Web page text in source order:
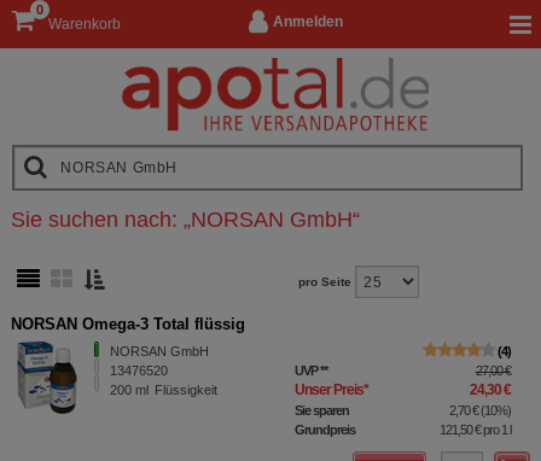
Anmelden
Warenkorb
0
Sie suchen nach: „NORSAN GmbH“
pro Seite
NORSAN Omega-3 Total flüssig
NORSAN GmbH
13476520
200 ml Flüssigkeit
4
UVP** 27,00 €
Unser Preis* 24,30 €
Sie sparen 2,70 €(10%)
Grundpreis
121,50 €pro 1 l